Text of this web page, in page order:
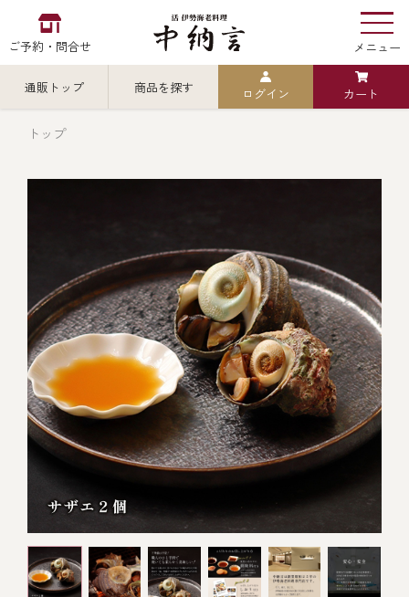
ご予約・問合せ メニュー
中納言の伊勢海老
用途・シーン
ご結婚式 1.5次会・
レストラン
オンライン通販
(ごちそう重/誕生日重/還暦重/お食い初め重)
弁当宅配・仕出し
鉄板焼 ひかり サイトマップ
通販トップ 商品を探す
伊勢海老
全ての商品を見る
お造り（お刺身）
焼物
蒸し
ボイル伊勢海老
ごちそう重
全ての商品を見る
ごちそう重
還暦重
誕生日重
おせち
全ての商品を見る
生おせち
おせち冷凍
海鮮鍋
調味料
ログイン カート
トップ